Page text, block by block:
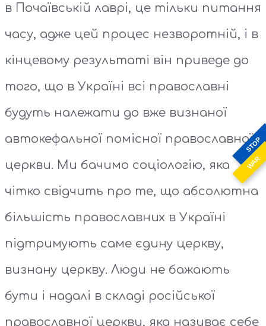
STOP
WAR
в Почаївській лаврі, це тільки питання
часу, адже цей процес незворотній, і в
кінцевому результаті він приведе до
того, що в Україні всі православні
будуть належати до вже визнаної
автокефальної помісної православної
церкви. Ми бачимо соціологію, яка
чітко свідчить про те, що абсолютна
більшість православних в Україні
підтримують саме єдину церкву,
визнану церкву. Люди не бажають
бути і надалі в складі російської
православної церкви, яка називає себе